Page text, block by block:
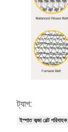
ট্যাগ:
ইস্পাত কব্জা বেল্ট পরিবাহক